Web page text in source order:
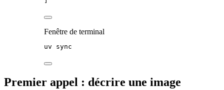
Fenêtre de terminal
uv sync
Premier appel : décrire une image